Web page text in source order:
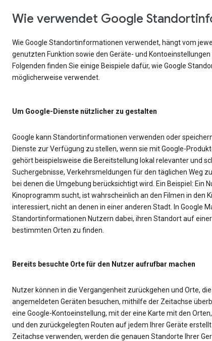
Wie verwendet Google
Wie Google Standortinformationen verwendet, hängt vom
genutzten Funktion sowie den Geräte- und Kontoeinstellungen
Folgenden finden Sie einige Beispiele dafür, wie Google
möglicherweise verwendet.
Um Google-Dienste nützlicher zu gestalten
Google kann Standortinformationen verwenden oder
Dienste zur Verfügung zu stellen, wenn sie mit Google-
gehört beispielsweise die Bereitstellung lokal relevanter und
Suchergebnisse, Verkehrsmeldungen für den täglichen Weg
bei denen die Umgebung berücksichtigt wird. Ein Beispiel: Ein
Kinoprogramm sucht, ist wahrscheinlich an den Filmen in den
interessiert, nicht an denen in einer anderen Stadt. In Google
Standortinformationen Nutzern dabei, ihren Standort auf
bestimmten Orten zu finden.
Bereits besuchte Orte für den Nutzer aufrufbar machen
Nutzer können in die Vergangenheit zurückgehen und Orte,
angemeldeten Geräten besuchen, mithilfe der Zeitachse
eine Google-Kontoeinstellung, mit der eine Karte mit den
und den zurückgelegten Routen auf jedem Ihrer Geräte erstellt
Zeitachse verwenden, werden die genauen Standorte Ihrer